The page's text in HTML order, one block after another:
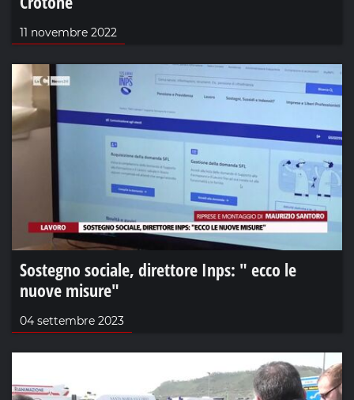
11 novembre 2022
Sostegno sociale, direttore Inps: " ecco le
nuove misure"
04 settembre 2023